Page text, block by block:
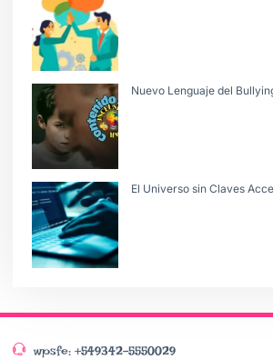
Nuevo Lenguaje del
El Universo sin Claves
wpsfe: +549342-5550029